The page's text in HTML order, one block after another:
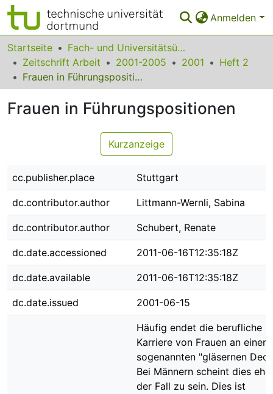
Anmelden
Bereiche & Sammlungen
Das gesamte Repositorium
Startseite
Fach- und Universitätsübergreifendes
Zeitschrift Arbeit
2001-2005 2001
Heft 2
Frauen in Führungspositionen
Frauen in Führungspositionen
Kurzanzeige
cc.publisher.place Stuttgart
dc.contributor.author Littmann-Wernli, Sabina
dc.contributor.author Schubert, Renate
dc.date.accessioned 2011-06-16T12:35:18Z
dc.date.available 2011-06-16T12:35:18Z
dc.date.issued 2001-06-15
Häufig endet die berufliche
Karriere von Frauen an einer
sogenannten "gläsernen
Bei Männern scheint dies
der Fall zu sein. Dies ist